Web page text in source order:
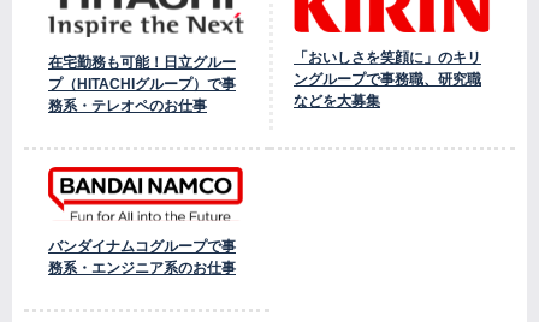
在宅勤務も可能！日立グルー
プ（HITACHIグループ）で事
務系・テレオペのお仕事
「おいしさを笑顔に」のキリ
ングループで事務職、研究職
などを大募集
バンダイナムコグループで事
務系・エンジニア系のお仕事